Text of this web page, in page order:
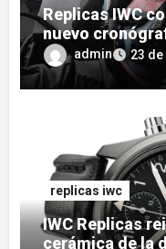
Replicas IWC
nuevo
GUN Edition
admin 23
replicas iwc
IWC Replicas
cerámica de la